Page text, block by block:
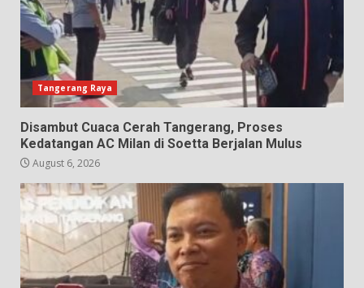
Tangerang Raya
Disambut Cuaca Cerah Tangerang, Proses
Kedatangan AC Milan di Soetta Berjalan Mulus
August 6, 2026